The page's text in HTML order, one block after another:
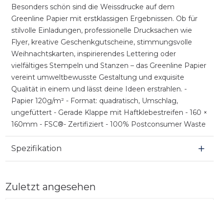
Besonders schön sind die Weissdrucke auf dem
Greenline Papier mit erstklassigen Ergebnissen. Ob für
stilvolle Einladungen, professionelle Drucksachen wie
Flyer, kreative Geschenkgutscheine, stimmungsvolle
Weihnachtskarten, inspirierendes Lettering oder
vielfältiges Stempeln und Stanzen – das Greenline Papier
vereint umweltbewusste Gestaltung und exquisite
Qualität in einem und lässt deine Ideen erstrahlen. -
Papier 120g/m² - Format: quadratisch, Umschlag,
ungefüttert - Gerade Klappe mit Haftklebestreifen - 160 ×
160mm - FSC®- Zertifiziert - 100% Postconsumer Waste
Spezifikation
Zuletzt angesehen